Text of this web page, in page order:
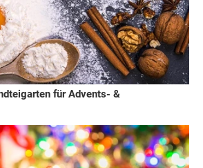
für Advents- &